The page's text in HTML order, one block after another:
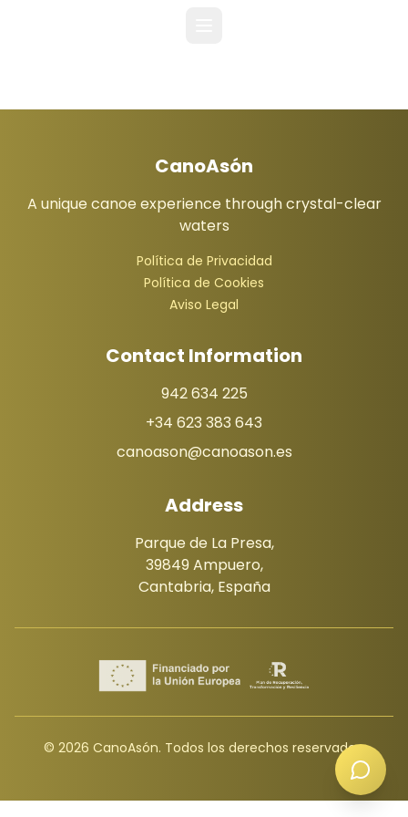
CanoAsón
A unique canoe experience through crystal-clear
waters
Política de Privacidad
Política de Cookies
Aviso Legal
Contact Information
942 634 225
+34 623 383 643
canoason@canoason.es
Address
Parque de La Presa,
39849 Ampuero,
Cantabria, España
© 2026 CanoAsón. Todos los derechos reservados.